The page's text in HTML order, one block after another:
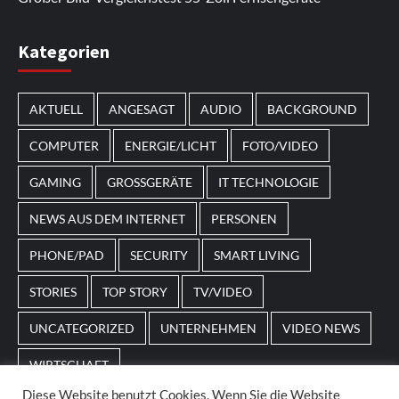
Im Laufe des Jahres erscheinen thematische
Spielautomaten mit passenden Designs. Im Bereich
vonMagneticslotskönnen solche saisonalen Slots
beispielsweise an Feiertage oder besondere Events
angepasst sein.
Kategorien
AKTUELL ANGESAGT AUDIO BACKGROUND
COMPUTER ENERGIE/LICHT FOTO/VIDEO
GAMING GROSSGERÄTE IT TECHNOLOGIE
NEWS AUS DEM INTERNET PERSONEN
PHONE/PAD SECURITY SMART LIVING
STORIES TOP STORY TV/VIDEO
UNCATEGORIZED UNTERNEHMEN VIDEO NEWS
WIRTSCHAFT
Diese Website benutzt Cookies. Wenn Sie die Website